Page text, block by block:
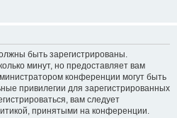
быть зарегистрированы.
минут, но предоставляет вам
конференции могут быть
привилегии для зарегистрированных
вам следует
принятыми на конференции.